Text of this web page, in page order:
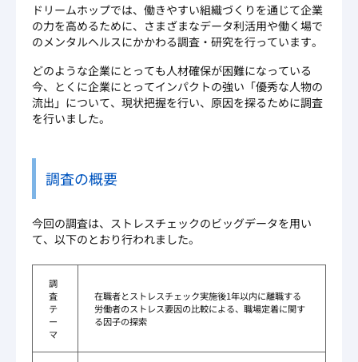
ドリームホップでは、働きやすい組織づくりを通じて企業
の力を高めるために、さまざまなデータ利活用や働く場で
のメンタルヘルスにかかわる調査・研究を行っています。
どのような企業にとっても人材確保が困難になっている
今、とくに企業にとってインパクトの強い「優秀な人物の
流出」について、現状把握を行い、原因を探るために調査
を行いました。
調査の概要
今回の調査は、ストレスチェックのビッグデータを用い
て、以下のとおり行われました。
調
査
テ
ー
マ
在職者とストレスチェック実施後1年以内に離職する
労働者のストレス要因の比較による、職場定着に関す
る因子の探索